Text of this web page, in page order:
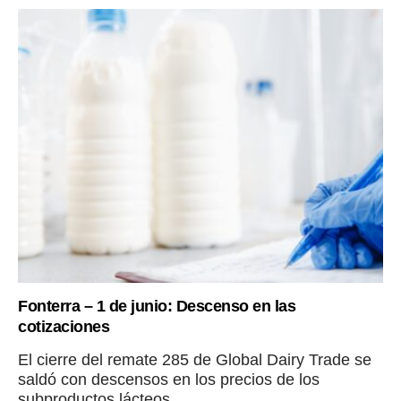
Fonterra – 1 de junio: Descenso en las
cotizaciones
El cierre del remate 285 de Global Dairy Trade se
saldó con descensos en los precios de los